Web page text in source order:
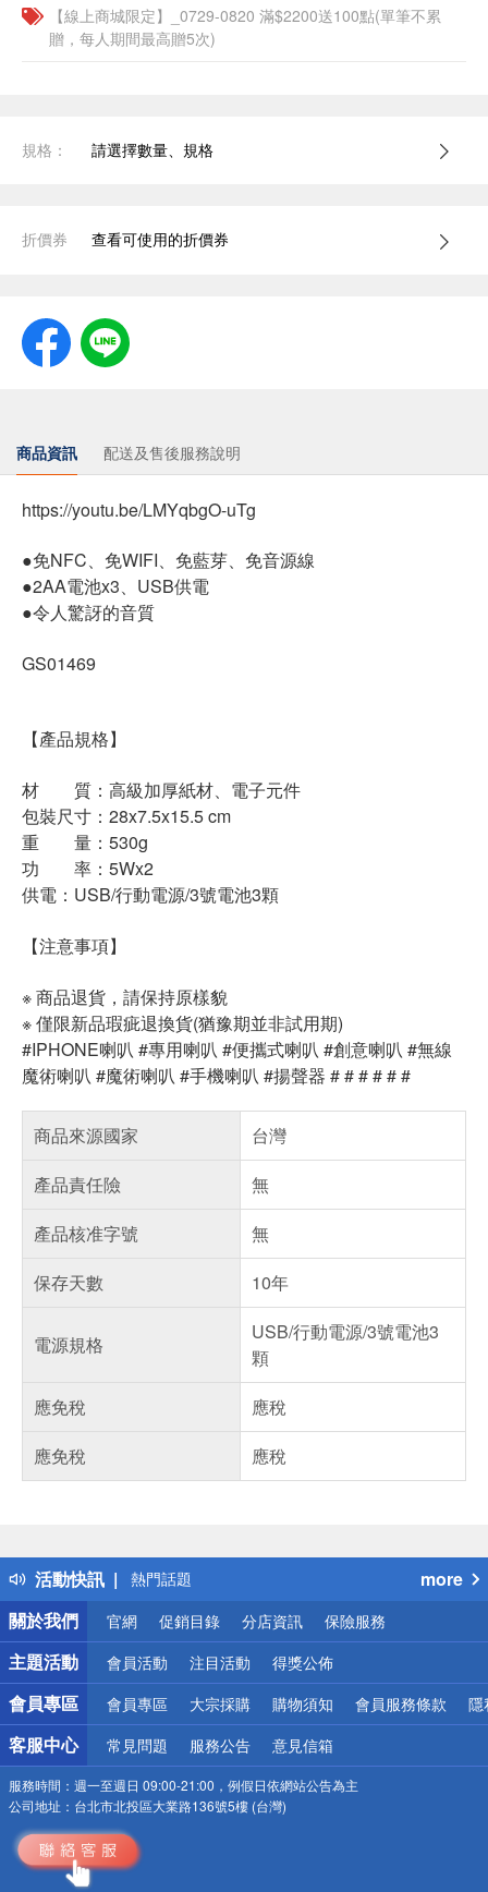
【線上商城限定】_0729-0820 滿$2200送100點(單筆不累
贈，每人期間最高贈5次)
規格： 請選擇數量、規格
折價券 查看可使用的折價券
商品資訊 配送及售後服務說明
https://youtu.be/LMYqbgO-uTg
●免NFC、免WIFI、免藍芽、免音源線
●2AA電池x3、USB供電
●令人驚訝的音質
GS01469
【產品規格】
材 質：高級加厚紙材、電子元件
包裝尺寸：28x7.5x15.5 cm
重 量：530g
功 率：5Wx2
供電：USB/行動電源/3號電池3顆
【注意事項】
※ 商品退貨，請保持原樣貌
※ 僅限新品瑕疵退換貨(猶豫期並非試用期)
#IPHONE喇叭 #專用喇叭 #便攜式喇叭 #創意喇叭 #無線
魔術喇叭 #魔術喇叭 #手機喇叭 #揚聲器 # # # # # #
商品來源國家
台灣
產品責任險
無
產品核准字號
無
保存天數
10年
電源規格
USB/行動電源/3號電池3
顆
應免稅
應稅
應免稅
應稅
活動快訊
得獎公告
熱門話題
銀行優惠
偏遠地區配送
詐騙網頁！請小心！
more
關於我們
官網 促銷目錄 分店資訊 保險服務
主題活動 會員活動 注目活動 得獎公佈
會員專區 會員專區 大宗採購 購物須知 會員服務條款 隱
客服中心 常見問題 服務公告 意見信箱
服務時間： 週一至週日 09:00-21:00，例假日依網站公告為主
公司地址： 台北市北投區大業路136號5樓 (台灣)